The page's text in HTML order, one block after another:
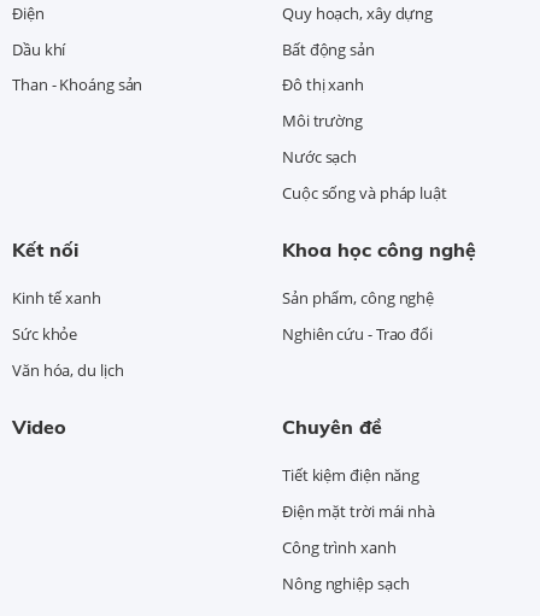
Điện
Dầu khí
Than - Khoáng sản
Quy hoạch, xây dựng
Bất động sản
Đô thị xanh
Môi trường
Nước sạch
Cuộc sống và pháp luật
Kết nối
Kinh tế xanh
Sức khỏe
Văn hóa, du lịch
Khoa học công nghệ
Sản phẩm, công nghệ
Nghiên cứu - Trao đổi
Video Chuyên đề
Tiết kiệm điện năng
Điện mặt trời mái nhà
Công trình xanh
Nông nghiệp sạch